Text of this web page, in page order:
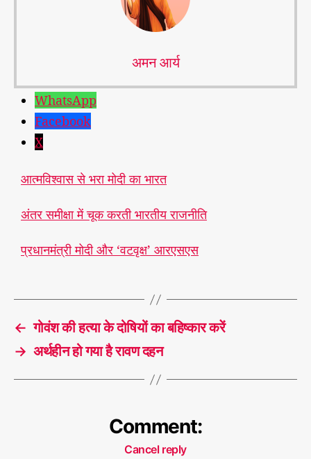
अमन आर्य
WhatsApp
Facebook
X
आत्मविश्वास से भरा मोदी का भारत
अंतर समीक्षा में चूक करती भारतीय राजनीति
प्रधानमंत्री मोदी और ‘वटवृक्ष’ आरएसएस
T
g
मो
वि
शां
← गोवंश की हत्या के दोषियों का बहिष्कार करें
→ अर्थहीन हो गया है रावण दहन
Comment:
Cancel reply